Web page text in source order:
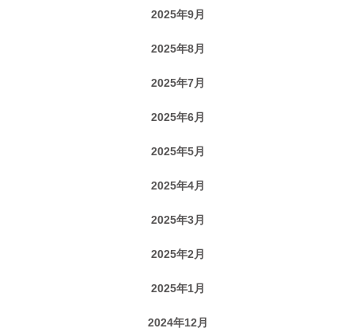
2025年9月
2025年8月
2025年7月
2025年6月
2025年5月
2025年4月
2025年3月
2025年2月
2025年1月
2024年12月